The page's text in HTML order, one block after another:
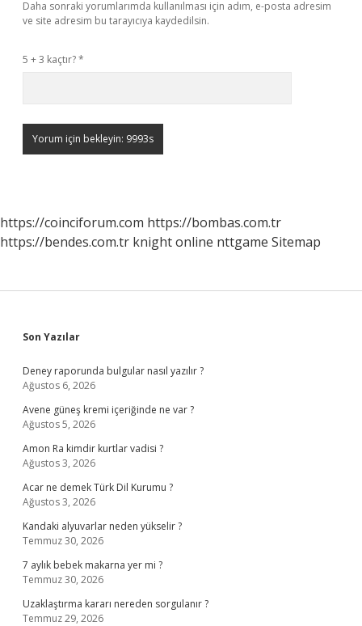
Daha sonraki yorumlarımda kullanılması için adım, e-posta adresim
ve site adresim bu tarayıcıya kaydedilsin.
5 + 3 kaçtır?*
https://coinciforum.com https://bombas.com.tr
https://bendes.com.tr knight online nttgame Sitemap
Sidebar
Son Yazılar
Deney raporunda bulgular nasıl yazılır ?
Ağustos 6, 2026
Avene güneş kremi içeriğinde ne var ?
Ağustos 5, 2026
Amon Ra kimdir kurtlar vadisi ?
Ağustos 3, 2026
Acar ne demek Türk Dil Kurumu ?
Ağustos 3, 2026
Kandaki alyuvarlar neden yükselir ?
Temmuz 30, 2026
7 aylık bebek makarna yer mi ?
Temmuz 30, 2026
Uzaklaştırma kararı nereden sorgulanır ?
Temmuz 29, 2026